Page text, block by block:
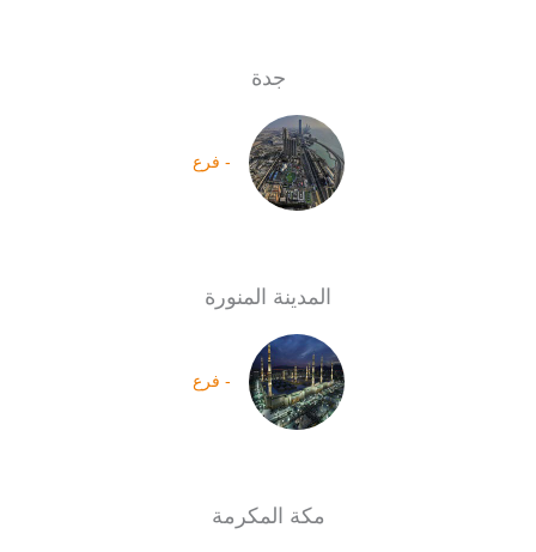
جدة
- فرع
المدينة المنورة
- فرع
مكة المكرمة